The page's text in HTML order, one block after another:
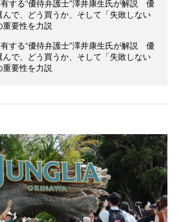
する“優待弁護士”澤井康生氏が解説 優
んで、どう買うか、そして「失敗しない
重要性を力説
する“優待弁護士”澤井康生氏が解説 優
んで、どう買うか、そして「失敗しない
重要性を力説